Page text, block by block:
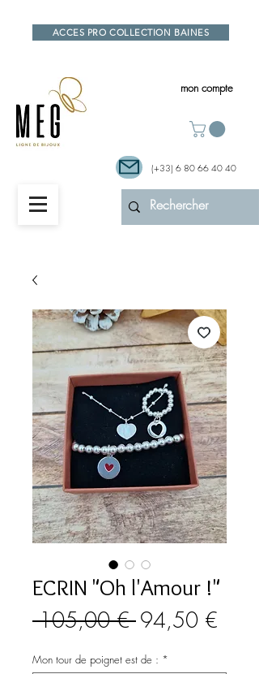
ACCES PRO COLLECTION BAINES
mon compte
(+33) 6 80 66 40 40
ECRIN "Oh l'Amour !"
105,00 € Prix
94,50 €
Mon tour de poignet est de : *